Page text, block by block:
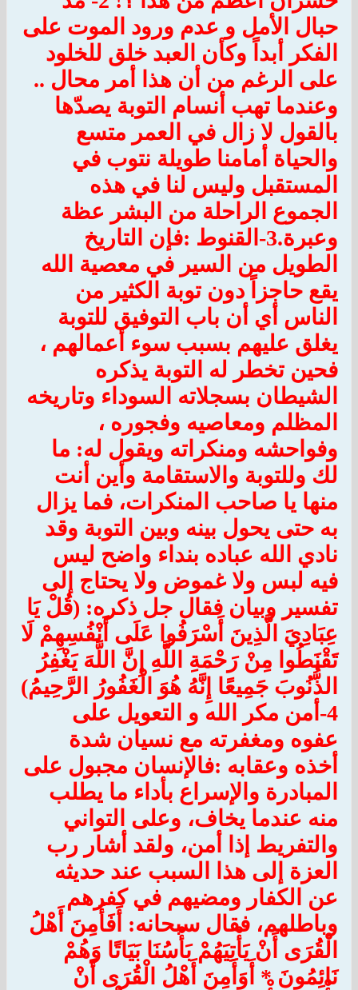
حبال الأمل و عدم ورود الموت على
الفكر أبداً وكأن العبد خلق للخلود
على الرغم من أن هذا أمر محال ..
وعندما تهب أنسام التوبة يصدّها
بالقول لا زال في العمر متسع
والحياة أمامنا طويلة نتوب في
المستقبل وليس لنا في هذه
الجموع الراحلة من البشر عظة
وعبرة. 3-القنوط :فإن التاريخ
الطويل من السير في معصية الله
يقع حاجزاً دون توبة الكثير من
الناس أي أن باب التوفيق للتوبة
يغلق عليهم بسبب سوء أعمالهم ،
فحين تخطر له التوبة يذكره
الشيطان بسجلاته السوداء وتاريخه
المظلم ومعاصيه وفجوره ،
وفواحشه ومنكراته ويقول له: ما
لك وللتوبة والاستقامة وأين أنت
منها يا صاحب المنكرات، فما يزال
به حتى يحول بينه وبين التوبة وقد
نادي الله عباده بنداء واضح ليس
فيه لبس ولا غموض ولا يحتاج إلى
تفسير وبيان فقال جل ذكره: (قُلْ يَا
عِبَادِيَ الَّذِينَ أَسْرَفُوا عَلَى أَنْفُسِهِمْ لَا
تَقْنَطُوا مِنْ رَحْمَةِ اللَّهِ إِنَّ اللَّهَ يَغْفِرُ
الذُّنُوبَ جَمِيعًا إِنَّهُ هُوَ الْغَفُورُ الرَّحِيمُ)
4-أمن مكر الله و التعويل على
عفوه ومغفرته مع نسيان شدة
أخذه وعقابه :فالإنسان مجبول على
المبادرة والإسراع بأداء ما يطلب
منه عندما يخاف، وعلى التواني
والتفريط إذا أمن، ولقد أشار رب
العزة إلى هذا السبب عند حديثه
عن الكفار ومضيهم في كفرهم
وباطلهم، فقال سبحانه: أَفَأَمِنَ أَهْلُ
الْقُرَى أَنْ يَأْتِيَهُمْ بَأْسُنَا بَيَاتًا وَهُمْ
نَائِمُونَ * أَوَأَمِنَ أَهْلُ الْقُرَى أَنْ